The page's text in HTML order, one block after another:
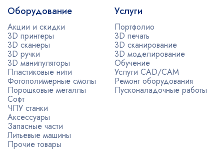
Оборудование
Акции и скидки
3D принтеры
3D сканеры
3D ручки
3D манипуляторы
Пластиковые нити
Фотополимерные смолы
Порошковые металлы
Софт
ЧПУ станки
Аксессуары
Запасные части
Литьевые машины
Прочие товары
Услуги
Портфолио
3D печать
3D сканирование
3D моделирование
Обучение
Услуги CAD/CAM
Ремонт оборудования
Пусконаладочные работы